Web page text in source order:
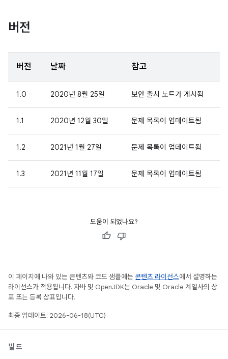
버전
버전 날짜 참고
1.0 2020년 8월 25일 보안 출시 노트가 게시됨
1.1 2020년 12월 30일 문제 목록이 업데이트됨
1.2 2021년 1월 27일 문제 목록이 업데이트됨
1.3 2021년 11월 17일 문제 목록이 업데이트됨
도움이 되었나요?
이 페이지에 나와 있는 콘텐츠와 코드 샘플에는 콘텐츠 라이선스에서 설명하는
라이선스가 적용됩니다. 자바 및 OpenJDK는 Oracle 및 Oracle 계열사의 상
표 또는 등록 상표입니다.
최종 업데이트: 2026-06-18(UTC)
빌드